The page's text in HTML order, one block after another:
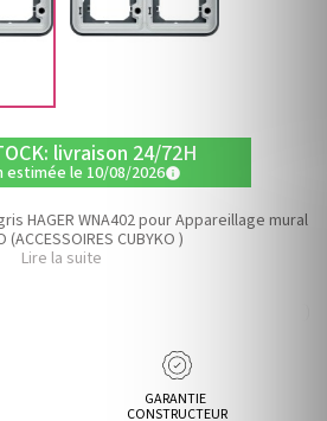
livraison 24/72H
estimée le 10/08/2026info
HAGER WNA402 pour Appareillage mural
(ACCESSOIRES CUBYKO )
Lire la suite
GARANTIE
CONSTRUCTEUR